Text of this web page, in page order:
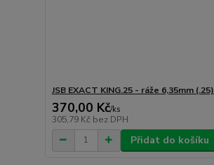
JSB EXACT KING.25 - ráže 6,35mm (.25)
370,00 Kč/ks
305,79 Kč bez DPH
Přidat do košíku